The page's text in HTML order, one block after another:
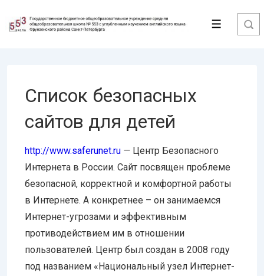
Перейти
Меню
Список безопасных
сайтов для детей
http://www.saferunet.ru — Центр Безопасного
Интернета в России. Сайт посвящен проблеме
безопасной, корректной и комфортной работы
в Интернете. А конкретнее – он занимаемся
Интернет-угрозами и эффективным
противодействием им в отношении
пользователей. Центр был создан в 2008 году
под названием «Национальный узел Интернет-